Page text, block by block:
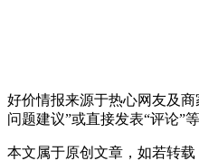
好价情报来源于热心网友及
问题建议”或直接发表“评论”
本文属于原创文章，如若转载